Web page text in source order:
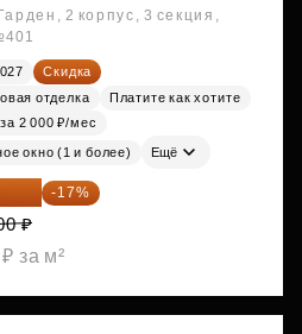
2 корпус, 3 секция,
Скидка
отделка
Платите как хотите
2 000 ₽/мес
окно (1 и более) Ещё
₽ -17%
₽
за м²